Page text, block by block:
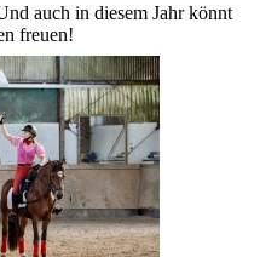
auch in diesem Jahr könnt
freuen!